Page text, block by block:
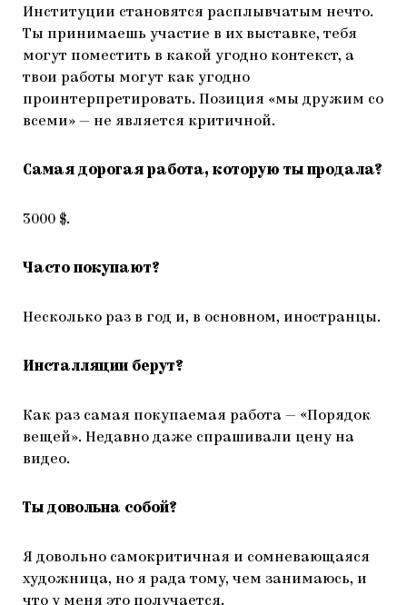
Институции становятся расплывчатым нечто.
Ты принимаешь участие в их выставке, тебя
могут поместить в какой угодно контекст, а
твои работы могут как угодно
проинтерпретировать. Позиция «мы дружим со
всеми» — не является критичной.
Самая дорогая работа, которую ты продала?
3000 $.
Часто покупают?
Несколько раз в год и, в основном, иностранцы.
Инсталляции берут?
Как раз самая покупаемая работа — «Порядок
вещей». Недавно даже спрашивали цену на
видео.
Ты довольна собой?
Я довольно самокритичная и сомневающаяся
художница, но я рада тому, чем занимаюсь, и
что у меня это получается.